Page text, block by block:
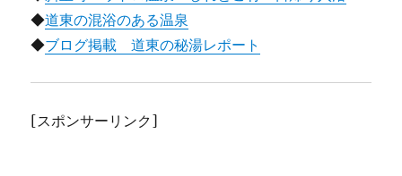
◆道東の混浴のある温泉
◆ブログ掲載 道東の秘湯レポート
[スポンサーリンク]